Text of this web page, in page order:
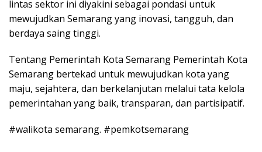
lintas sektor ini diyakini sebagai pondasi untuk
mewujudkan Semarang yang inovasi, tangguh, dan
berdaya saing tinggi.
Tentang Pemerintah Kota Semarang Pemerintah Kota
Semarang bertekad untuk mewujudkan kota yang
maju, sejahtera, dan berkelanjutan melalui tata kelola
pemerintahan yang baik, transparan, dan partisipatif.
#walikota semarang. #pemkotsemarang